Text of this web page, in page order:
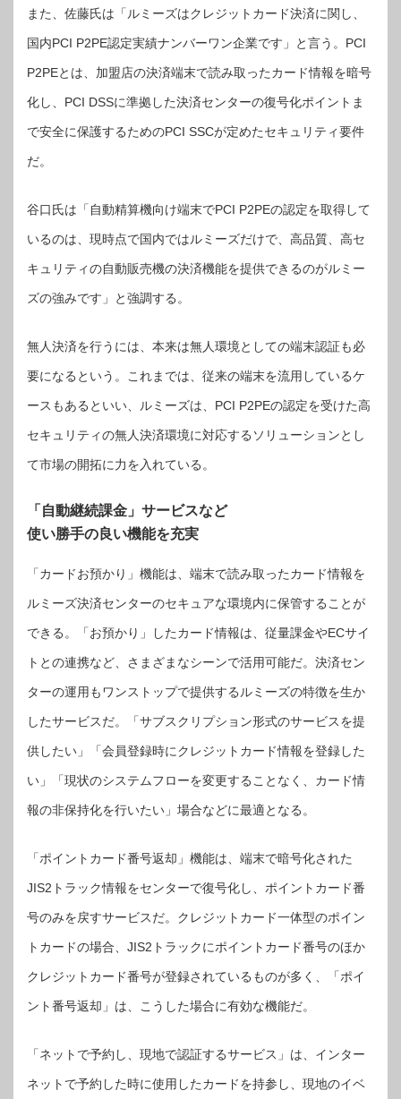
また、佐藤氏は「ルミーズはクレジットカード決済に関し、
国内PCI P2PE認定実績ナンバーワン企業です」と言う。PCI
P2PEとは、加盟店の決済端末で読み取ったカード情報を暗号
化し、PCI DSSに準拠した決済センターの復号化ポイントま
で安全に保護するためのPCI SSCが定めたセキュリティ要件
だ。
谷口氏は「自動精算機向け端末でPCI P2PEの認定を取得して
いるのは、現時点で国内ではルミーズだけで、高品質、高セ
キュリティの自動販売機の決済機能を提供できるのがルミー
ズの強みです」と強調する。
無人決済を行うには、本来は無人環境としての端末認証も必
要になるという。これまでは、従来の端末を流用しているケ
ースもあるといい、ルミーズは、PCI P2PEの認定を受けた高
セキュリティの無人決済環境に対応するソリューションとし
て市場の開拓に力を入れている。
「自動継続課金」サービスなど
使い勝手の良い機能を充実
「カードお預かり」機能は、端末で読み取ったカード情報を
ルミーズ決済センターのセキュアな環境内に保管することが
できる。「お預かり」したカード情報は、従量課金やECサイ
トとの連携など、さまざまなシーンで活用可能だ。決済セン
ターの運用もワンストップで提供するルミーズの特徴を生か
したサービスだ。「サブスクリプション形式のサービスを提
供したい」「会員登録時にクレジットカード情報を登録した
い」「現状のシステムフローを変更することなく、カード情
報の非保持化を行いたい」場合などに最適となる。
「ポイントカード番号返却」機能は、端末で暗号化された
JIS2トラック情報をセンターで復号化し、ポイントカード番
号のみを戻すサービスだ。クレジットカード一体型のポイン
トカードの場合、JIS2トラックにポイントカード番号のほか
クレジットカード番号が登録されているものが多く、「ポイ
ント番号返却」は、こうした場合に有効な機能だ。
「ネットで予約し、現地で認証するサービス」は、インター
ネットで予約した時に使用したカードを持参し、現地のイベ